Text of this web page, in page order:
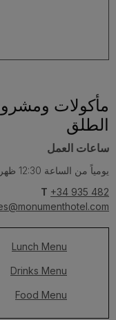
مأكولات
الطلق
ساعات العمل
يومياً من الساعة 12:30 ظهراً حتى 00:00 صباحاً
T +34 935 482
Lunch Menu
Drinks Menu
Food Menu